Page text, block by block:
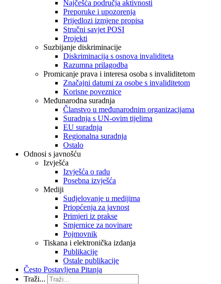
Najčešća područja aktivnosti
Preporuke i upozorenja
Prijedlozi izmjene propisa
Stručni savjet POSI
Projekti
Suzbijanje diskriminacije
Diskriminacija s osnova invaliditeta
Razumna prilagodba
Promicanje prava i interesa osoba s invaliditetom
Značajni datumi za osobe s invaliditetom
Korisne poveznice
Međunarodna suradnja
Članstvo u međunarodnim organizacijama
Suradnja s UN-ovim tijelima
EU suradnja
Regionalna suradnja
Ostalo
Odnosi s javnošću
Izvješća
Izvješća o radu
Posebna izvješća
Mediji
Sudjelovanje u medijima
Priopćenja za javnost
Primjeri iz prakse
Smjernice za novinare
Pojmovnik
Tiskana i elektronička izdanja
Publikacije
Ostale publikacije
Često Postavljena Pitanja
Traži...